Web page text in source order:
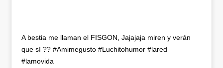
A bestia me llaman el FISGON, Jajajaja miren y verán
que sí ?? #Amimegusto #Luchitohumor #lared
#lamovida